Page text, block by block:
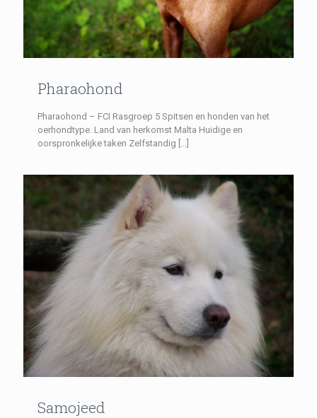
Pharaohond
Pharaohond – FCI Rasgroep 5 Spitsen en honden van het
oerhondtype. Land van herkomst Malta Huidige en
oorspronkelijke taken Zelfstandig […]
Samojeed